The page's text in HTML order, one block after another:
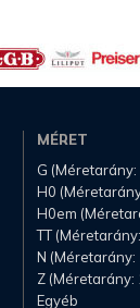
MÉRET
G (Méretarány:
H0
H0em
TT
N (Méretarány:
Z (Méretarány:
Egyéb